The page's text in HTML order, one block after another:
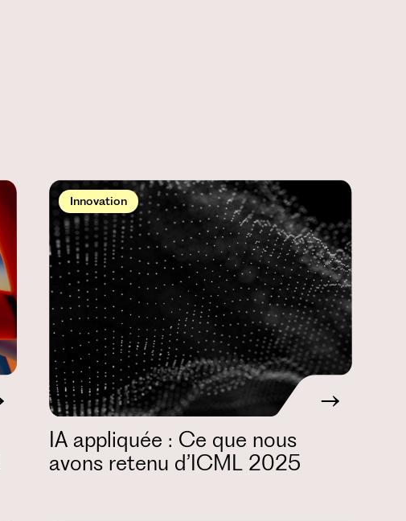
IA appliquée : Ce que nous
avons retenu d’ICML 2025
Innovation